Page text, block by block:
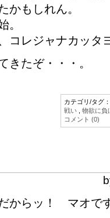
かもしれん。
。
コレジャナカッタ
きたぞ・・・。
カテゴリ/タグ：
戦い
物欲に負
コメント (0)
からッ！ マオで